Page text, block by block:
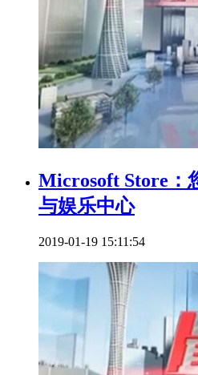
Microsoft Store：
与娱乐中心
2019-01-19 15:11:54